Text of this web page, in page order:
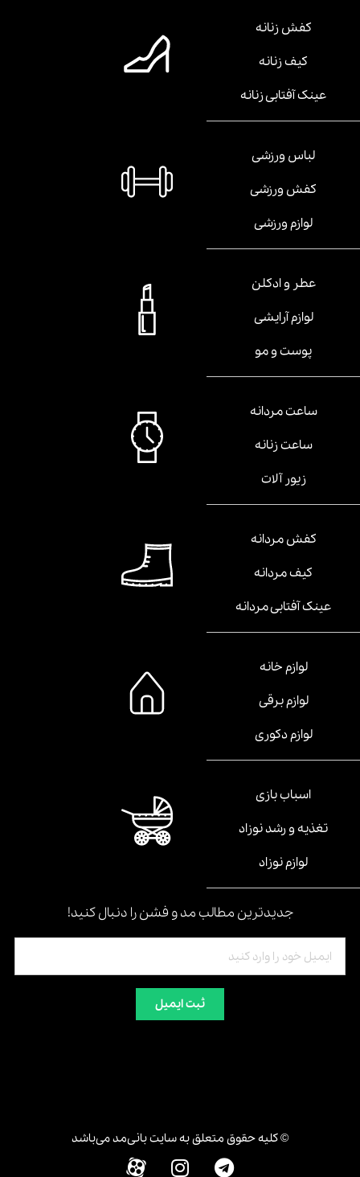
کفش زنانه
کیف زنانه
عینک آفتابی زنانه
لباس ورزشی
کفش ورزشی
لوازم ورزشی
عطر و ادکلن
لوازم آرایشی
پوست و مو
ساعت مردانه
ساعت زنانه
زیور آلات
کفش مردانه
کیف مردانه
عینک آفتابی مردانه
لوازم خانه
لوازم برقی
لوازم دکوری
اسباب بازی
تغذیه و رشد نوزاد
لوازم نوزاد
جدیدترین مطالب مد و فشن را دنبال کنید!
ثبت ایمیل
© کلیه حقوق متعلق به سایت بانی‌مد می‌باشد